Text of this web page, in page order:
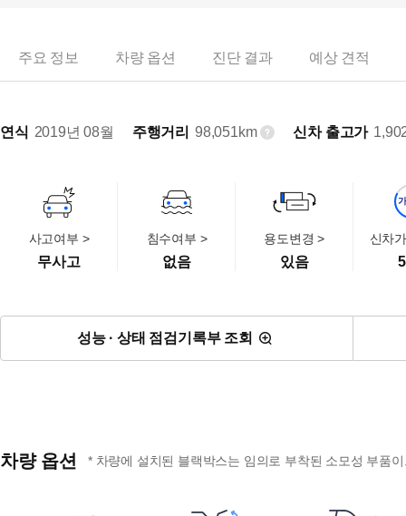
주요 정보 차량 옵션 진단 결과 예상 견적
연식 2019년 08월 주행거리 98,051km 신차 출고가
사고여부 >
무사고
침수여부 >
없음
용도변경 >
있음
신차
성능 · 상태 점검기록부 조회
차량 옵션 * 차량에 설치된 블랙박스는 임의로 부착된 소모성 부품